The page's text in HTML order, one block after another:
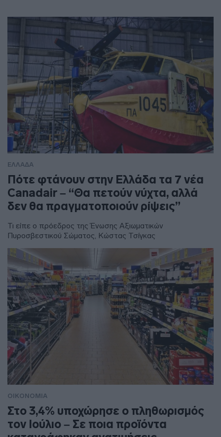
ΕΛΛΑΔΑ
Πότε φτάνουν στην Ελλάδα τα 7 νέα
Canadair – “Θα πετούν νύχτα, αλλά
δεν θα πραγματοποιούν ρίψεις”
Τι είπε ο πρόεδρος της Ένωσης Αξιωματικών
Πυροσβεστικού Σώματος, Κώστας Τσίγκας
ΟΙΚΟΝΟΜΙΑ
Στο 3,4% υποχώρησε ο πληθωρισμός
τον Ιούλιο – Σε ποια προϊόντα